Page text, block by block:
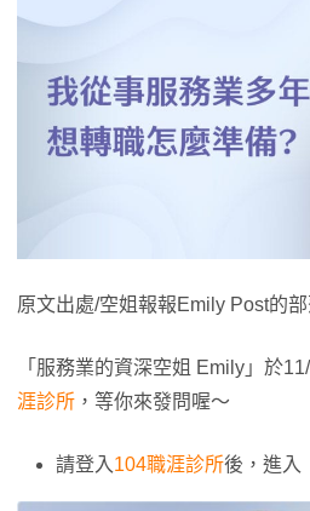
原文出處/空姐報報Emily Post的
「服務業的資深空姐 Emily」於
涯診所 ，等你來發問喔～
請登入 104職涯診所後，進入